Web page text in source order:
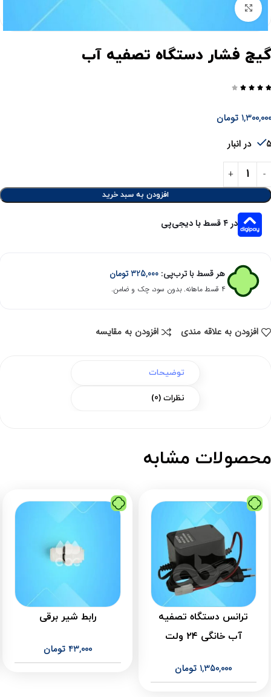
برای بزرگنمایی کلیک کنید
فشار دستگاه تصفیه آب




تومان
افزودن به سبد خرید
در ۴ قسط با دیجی‌پی
هر قسط با ترب‌پی: 325,000تومان
۴ قسط ماهانه. بدون سود، چک و ضامن.
افزودن به علاقه مندی افزودن به مقایسه
توضیحات
نظرات (0)
محصولات مشابه
ترانس دستگاه تصفیه
آب خانگی ۲۴ ولت
1,350,000 تومان
رابط شیر برقی
43,000 تومان